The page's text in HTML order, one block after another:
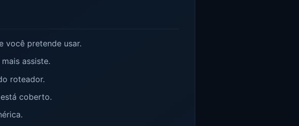
você pretende usar.
assiste.
roteador.
coberto.